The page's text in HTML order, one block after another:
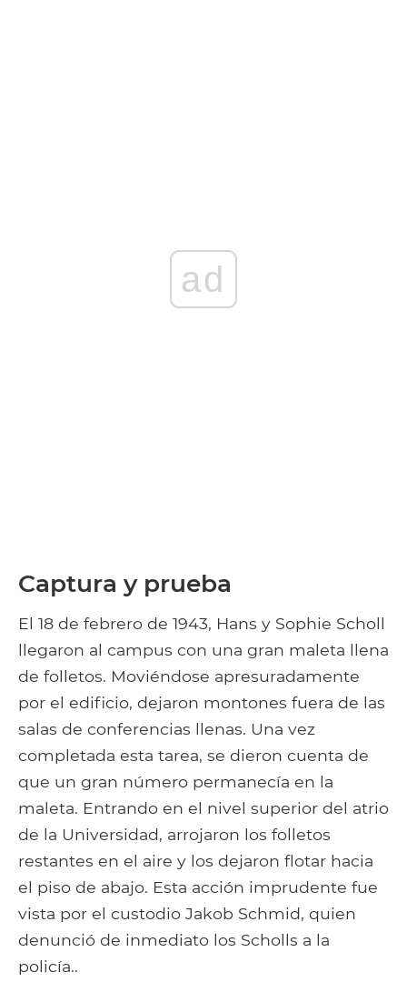
ad
Captura y prueba
El 18 de febrero de 1943, Hans y Sophie Scholl
llegaron al campus con una gran maleta llena
de folletos. Moviéndose apresuradamente
por el edificio, dejaron montones fuera de las
salas de conferencias llenas. Una vez
completada esta tarea, se dieron cuenta de
que un gran número permanecía en la
maleta. Entrando en el nivel superior del atrio
de la Universidad, arrojaron los folletos
restantes en el aire y los dejaron flotar hacia
el piso de abajo. Esta acción imprudente fue
vista por el custodio Jakob Schmid, quien
denunció de inmediato los Scholls a la
policía..